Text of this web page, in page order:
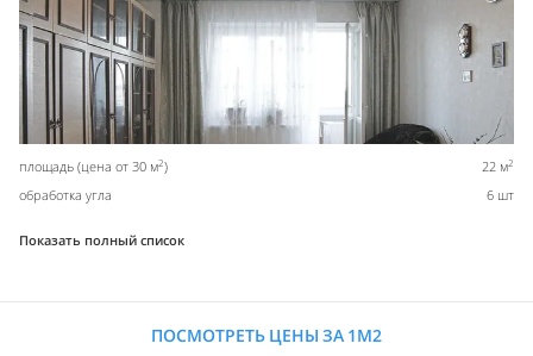
площадь (цена от 30 м2) 22 м2
обработка угла 6 шт
Показать полный список
ПОСМОТРЕТЬ ЦЕНЫ ЗА 1М2